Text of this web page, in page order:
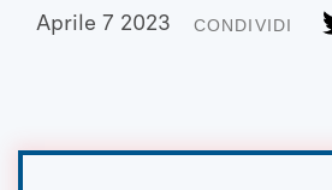
Aprile 7 2023 CONDIVIDI